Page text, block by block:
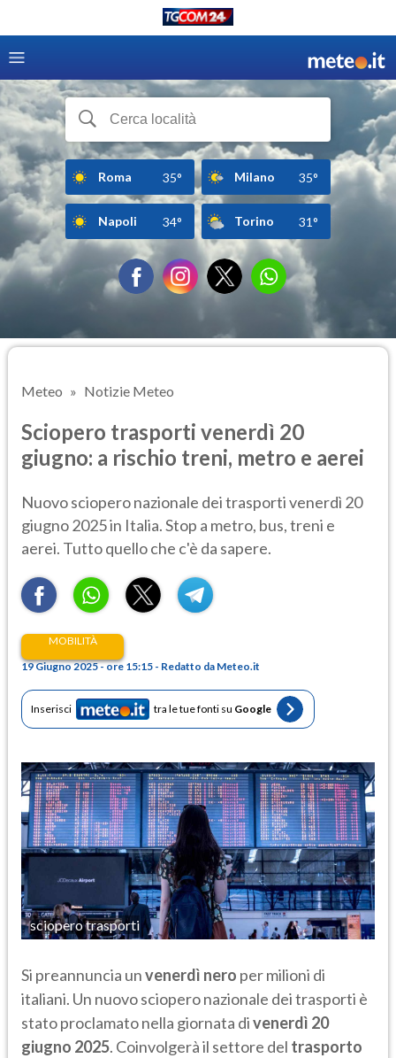
Roma 35° Milano 35°
Napoli 34° Torino 31°
Meteo Notizie Meteo
Sciopero trasporti venerdì 20
giugno: a rischio treni, metro e aerei
Nuovo sciopero nazionale dei trasporti venerdì 20
giugno 2025 in Italia. Stop a metro, bus, treni e
aerei. Tutto quello che c'è da sapere.
MOBILITÀ
19 Giugno 2025 - ore 15:15 - Redatto da Meteo.it
Inserisci tra le tue fonti su Google
sciopero trasporti
Si preannuncia unvenerdì nero per milioni di
italiani. Un nuovo sciopero nazionale dei trasporti è
stato proclamato nella giornata divenerdì 20
giugno 2025. Coinvolgerà il settore del trasporto